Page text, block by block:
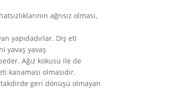
ağrısız olması,
yapıdadırlar. Diş eti
yavaş yavaş
Ağız kokusu ile de
kanaması olmasıdır.
geri dönüşü olmayan